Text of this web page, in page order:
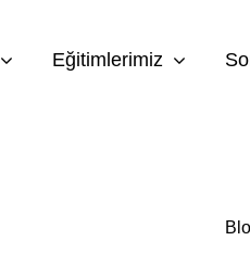
Eğitimlerimiz